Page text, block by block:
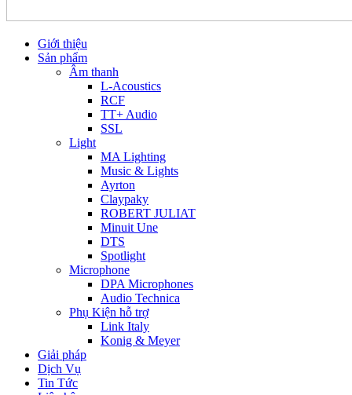
Giới thiệu
Sản phẩm
Âm thanh
L-Acoustics
RCF
TT+ Audio
SSL
Light
MA Lighting
Music & Lights
Ayrton
Claypaky
ROBERT JULIAT
Minuit Une
DTS
Spotlight
Microphone
DPA Microphones
Audio Technica
Phụ Kiện hỗ trợ
Link Italy
Konig & Meyer
Giải pháp
Dịch Vụ
Tin Tức